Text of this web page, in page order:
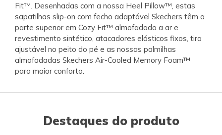
Fit™. Desenhadas com a nossa Heel Pillow™, estas
sapatilhas slip-on com fecho adaptável Skechers têm a
parte superior em Cozy Fit™ almofadado a ar e
revestimento sintético, atacadores elásticos fixos, tira
ajustável no peito do pé e as nossas palmilhas
almofadadas Skechers Air-Cooled Memory Foam™
para maior conforto.
Destaques do produto